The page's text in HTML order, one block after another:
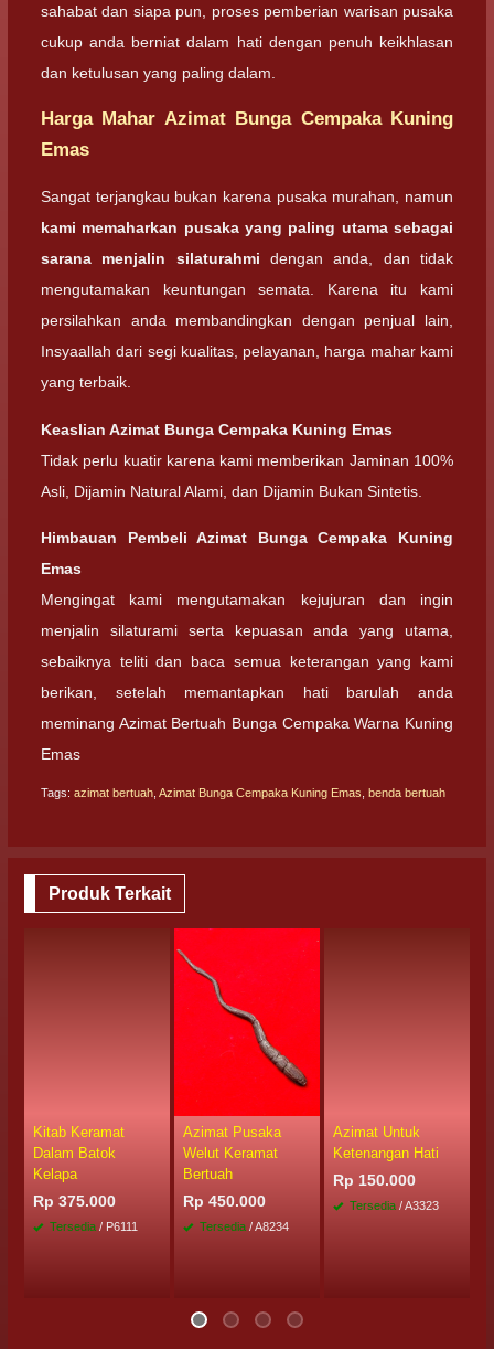
sahabat dan siapa pun, proses pemberian warisan pusaka
cukup anda berniat dalam hati dengan penuh keikhlasan
dan ketulusan yang paling dalam.
Harga Mahar Azimat Bunga Cempaka Kuning
Emas
Sangat terjangkau bukan karena pusaka murahan, namun
kami memaharkan pusaka yang paling utama sebagai
sarana menjalin silaturahmi dengan anda, dan tidak
mengutamakan keuntungan semata. Karena itu kami
persilahkan anda membandingkan dengan penjual lain,
Insyaallah dari segi kualitas, pelayanan, harga mahar kami
yang terbaik.
Keaslian Azimat Bunga Cempaka Kuning Emas
Tidak perlu kuatir karena kami memberikan Jaminan 100%
Asli, Dijamin Natural Alami, dan Dijamin Bukan Sintetis.
Himbauan PembeliAzimat Bunga Cempaka Kuning
Emas
Mengingat kami mengutamakan kejujuran dan ingin
menjalin silaturami serta kepuasan anda yang utama,
sebaiknya teliti dan baca semua keterangan yang kami
berikan, setelah memantapkan hati barulah anda
meminang Azimat Bertuah Bunga Cempaka Warna Kuning
Emas
Tags: azimat bertuah Azimat Bunga Cempaka Kuning Emas benda bertuah
Produk Terkait
Kitab Keramat
Dalam Batok
Kelapa
Rp 375.000
Tersedia / P6111
Azimat Pusaka
Welut Keramat
Bertuah
Rp 450.000
Tersedia / A8234
Azimat Untuk
Ketenangan Hati
Rp 150.000
Tersedia / A3323